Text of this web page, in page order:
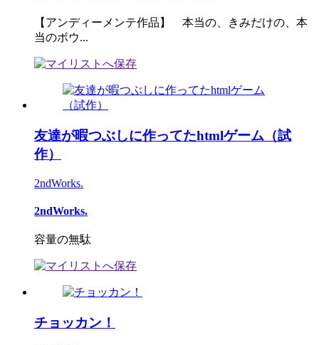
【アンディーメンテ作品】 本当の、きみだけの、本
当のボウ...
友達が暇つぶしに作ってたhtmlゲーム（試
作）
2ndWorks.
2ndWorks.
容量の無駄
チョッカン！